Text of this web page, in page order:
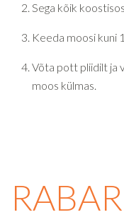
Sega kõik
Keeda moosi kuni
Võta pott pliidilt ja
moos külmas.